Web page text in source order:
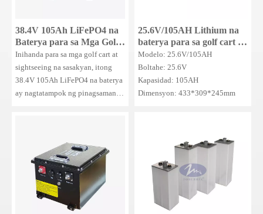
38.4V 105Ah LiFePO4 na
Baterya para sa Mga Golf
Cart
Inihanda para sa mga golf cart at
sightseeing na sasakyan, itong
38.4V 105Ah LiFePO4 na baterya
ay nagtatampok ng pinagsamang
disenyo, nag-aalok ito ng walang
maintenance na performance para
sa mga commercial leisure fleet,
na tinitiyak ang maaasahang
kapangyarihan at pinahabang
buhay ng serbisyo.
25.6V/105AH Lithium na
baterya para sa golf cart na
baterya LiFePO4 Battery
24V Golf Cart Baterya
Modelo: 25.6V/105AH
Boltahe: 25.6V
Kapasidad: 105AH
Dimensyon: 433*309*245mm